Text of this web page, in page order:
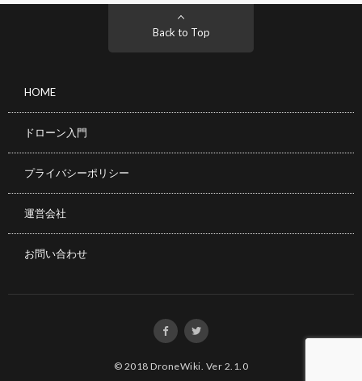
Back to Top
HOME
ドローン入門
プライバシーポリシー
運営会社
お問い合わせ
© 2018DroneWiki Ver 2.1.0